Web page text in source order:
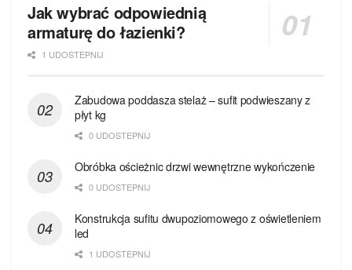
Jak wybrać odpowiednią
armaturę do łazienki?
1 UDOSTEPNIJ
Zabudowa poddasza stelaż – sufit podwieszany z
płyt kg
0 UDOSTEPNIJ
Obróbka ościeżnic drzwi wewnętrzne wykończenie
0 UDOSTEPNIJ
Konstrukcja sufitu dwupoziomowego z oświetleniem
led
1 UDOSTEPNIJ